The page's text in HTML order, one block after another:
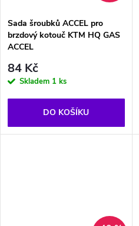
ů
Sada šroubků ACCEL pro
brzdový kotouč KTM HQ GAS
ACCEL
84 Kč
Skladem 1 ks
DO KOŠÍKU